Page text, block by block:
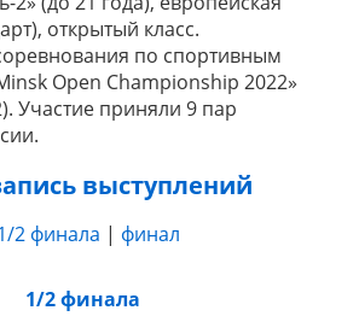
открытый класс.
по спортивным
Open Championship 2022»
Участие приняли 9 пар
выступлений
2 финала | финал
1/2 финала